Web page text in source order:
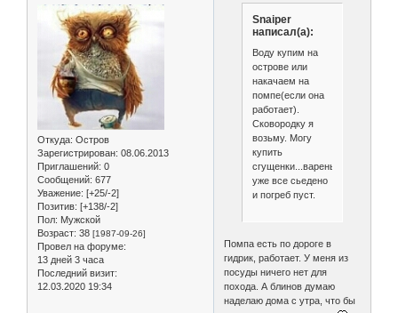
Откуда: Остров
Зарегистрирован: 08.06.2013
Приглашений: 0
Сообщений: 677
Уважение: [+25/-2]
Позитив: [+138/-2]
Пол: Мужской
Возраст: 38 [1987-09-26]
Провел на форуме:
13 дней 3 часа
Последний визит:
12.03.2020 19:34
Snaiper
написал(а):
Воду купим на
острове или
накачаем на
помпе(если она
работает).
Сковородку я
возьму. Могу
купить
сгущенки...варенье
уже все сьедено
и погреб пуст.
Помпа есть по дороге в
гидрик, работает. У меня из
посуды ничего нет для
похода. А блинов думаю
наделаю дома с утра, что бы